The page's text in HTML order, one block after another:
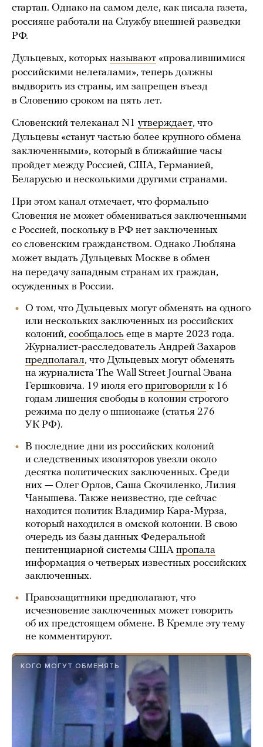
стартап. Однако на самом деле, как писала газета,
россияне работали на Службу внешней разведки
РФ.
Дульцевых, которых называют «провалившимися
российскими нелегалами», теперь должны
выдворить из страны, им запрещен въезд
в Словению сроком на пять лет.
Словенский телеканал N1 утверждает, что
Дульцевы «станут частью более крупного обмена
заключенными», который в ближайшие часы
пройдет между Россией, США, Германией,
Беларусью и несколькими другими странами.
При этом канал отмечает, что формально
Словения не может обмениваться заключенными
с Россией, поскольку в РФ нет заключенных
со словенским гражданством. Однако Любляна
может выдать Дульцевых Москве в обмен
на передачу западным странам их граждан,
осужденных в России.
О том, что Дульцевых могут обменять на одного
или нескольких заключенных из российских
колоний, сообщалось еще в марте 2023 года.
Журналист-расследователь Андрей Захаров
предполагал, что Дульцевых могут обменять
на журналиста The Wall Street Journal Эвана
Гершковича. 19 июля его приговорили к 16
годам лишения свободы в колонии строгого
режима по делу о шпионаже (статья 276
УК РФ).
В последние дни из российских колоний
и следственных изоляторов увезли около
десятка политических заключенных. Среди
них — Олег Орлов, Саша Скочиленко, Лилия
Чанышева. Также неизвестно, где сейчас
находится политик Владимир Кара-Мурза,
который находился в омской колонии. В свою
очередь из базы данных Федеральной
пенитенциарной системы США пропала
информация о четверых известных российских
заключенных.
Правозащитники предполагают, что
исчезновение заключенных может говорить
об их предстоящем обмене. В Кремле эту тему
не комментируют.
КОГО МОГУТ ОБМЕНЯТЬ